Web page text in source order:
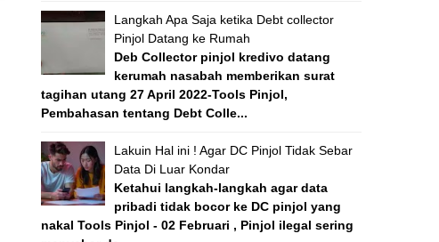
Langkah Apa Saja ketika Debt collector
Pinjol Datang ke Rumah
Deb Collector pinjol kredivo datang
kerumah nasabah memberikan surat
tagihan utang 27 April 2022-Tools Pinjol,
Pembahasan tentang Debt Colle...
Lakuin Hal ini ! Agar DC Pinjol Tidak Sebar
Data Di Luar Kondar
Ketahui langkah-langkah agar data
pribadi tidak bocor ke DC pinjol yang
nakal Tools Pinjol - 02 Februari , Pinjol ilegal sering